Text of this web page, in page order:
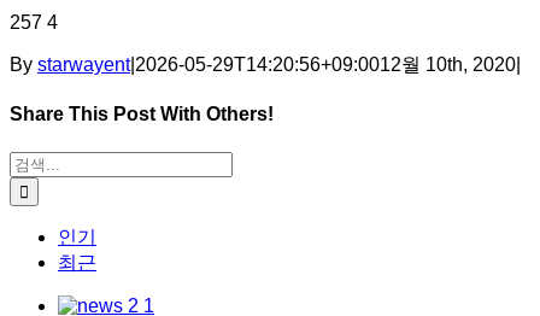
257 4
By starwayent| 2026-05-29T14:20:56+09:0012월 10th, 2020
Share This Post With Others!
Facebook
X
Tumblr
Pinterest
이메일
검색:
인기
최근